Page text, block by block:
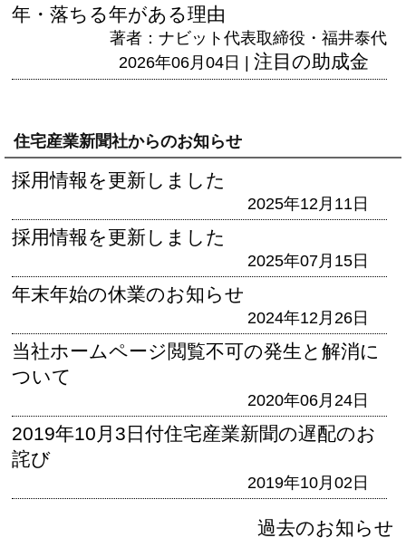
年・落ちる年がある理由
著者：ナビット代表取締役・福井泰代
2026年06月04日 | 注目の助成金
住宅産業新聞社からのお知らせ
採用情報を更新しました
2025年12月11日
採用情報を更新しました
2025年07月15日
年末年始の休業のお知らせ
2024年12月26日
当社ホームページ閲覧不可の発生と解消に
ついて
2020年06月24日
2019年10月3日付住宅産業新聞の遅配のお
詫び
2019年10月02日
過去のお知らせ